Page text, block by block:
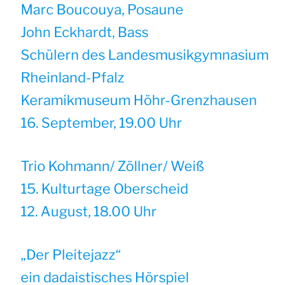
Marc Boucouya, Posaune
John Eckhardt, Bass
Schülern des Landesmusikgymnasium
Rheinland-Pfalz
Keramikmuseum Höhr-Grenzhausen
16. September, 19.00 Uhr
Trio Kohmann/ Zöllner/ Weiß
15. Kulturtage Oberscheid
12. August, 18.00 Uhr
„Der Pleitejazz“
ein dadaistisches Hörspiel